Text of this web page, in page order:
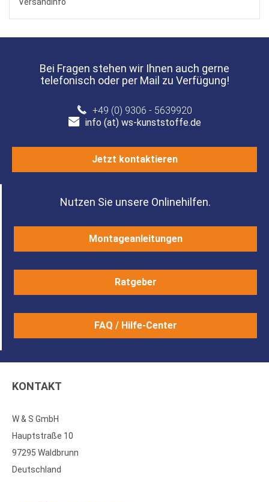
Bei Fragen stehen wir Ihnen auch gerne
telefonisch oder per Mail zu Verfügung!
+49 (0) 9306 - 5639920
info (at) ws-kunststoffe.de
Jetzt kontaktieren
Nutzen Sie unsere Onlinehilfen.
Montageanleitungen
Ratgeber
FAQ / Hilfe-Center
KONTAKT
W & S GmbH
Hauptstraße 10
97295 Waldbrunn
Deutschland